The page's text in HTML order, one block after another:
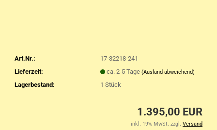
Art.Nr.:
17-32218-241
Lieferzeit:
ca. 2-5 Tage (Ausland abweichend)
Lagerbestand: 1 Stück
1.395,00 EUR
inkl. 19% MwSt. zzgl. Versand